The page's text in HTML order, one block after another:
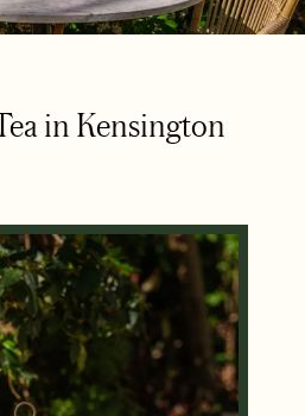
in Kensington